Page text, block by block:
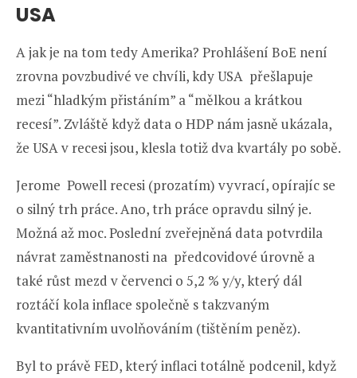
USA
A jak je na tom tedy Amerika? Prohlášení BoE není
zrovna povzbudivé ve chvíli, kdy USA přešlapuje
mezi “hladkým přistáním” a “mělkou a krátkou
recesí”. Zvláště když data o HDP nám jasně ukázala,
že USA v recesi jsou, klesla totiž dva kvartály po sobě.
Jerome Powell recesi (prozatím) vyvrací, opírajíc se
o silný trh práce. Ano, trh práce opravdu silný je.
Možná až moc. Poslední zveřejněná data potvrdila
návrat zaměstnanosti na předcovidové úrovně a
také růst mezd v červenci o 5,2 % y/y, který dál
roztáčí kola inflace společně s takzvaným
kvantitativním uvolňováním (tištěním peněz).
Byl to právě FED, který inflaci totálně podcenil, když